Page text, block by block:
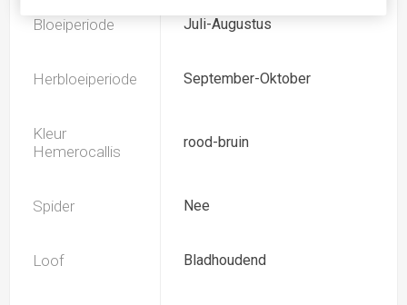
Bloeiperiode Juli-Augustus
Herbloeiperiode September-Oktober
Kleur
Hemerocallis
rood-bruin
Spider Nee
Loof Bladhoudend